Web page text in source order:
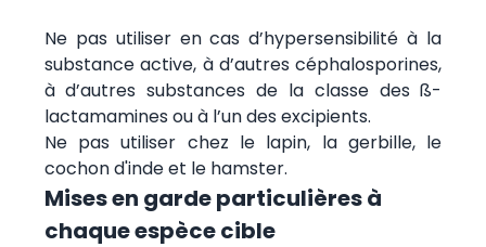
Ne pas utiliser en cas d’hypersensibilité à la
substance active, à d’autres céphalosporines,
à d’autres substances de la classe des ß-
lactamamines ou à l’un des excipients.
Ne pas utiliser chez le lapin, la gerbille, le
cochon d'inde et le hamster.
Mises en garde particulières à
chaque espèce cible